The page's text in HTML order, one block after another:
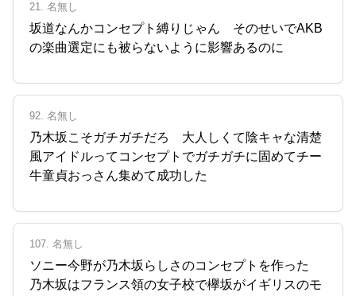
21. 名無し
坂道なんかコンセプト縛りじゃん そのせいでAKB
の楽曲選定にも被らないように影響あるのに
92. 名無し
乃木坂こそガチガチだろ 大人しくて陰キャな清楚
風アイドルってコンセプトでガチガチに固めてチー
牛童貞おっさん集めて成功した
107. 名無し
ソニー今野が乃木坂らしさのコンセプトを作った
乃木坂はフランス領の女子校で欅坂がイギリスのモ